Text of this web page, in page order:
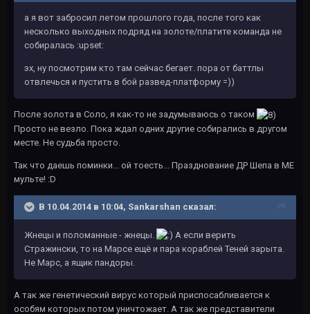
а я вот забросил летом прошлого года, после того как
несколько выходных подряд на золоте/платите команда не
собиралась :upset:
эх, ну посмотрим кто там сейчас бегает. пора от баттлы
отвлечься и пустить в бой развед-платформу =))
После золота в Соло, я как-то не задумываюсь о таком
Просто не везло. Пока ждал одних другие собирались в другом
месте. Не судьба просто.
Так что даешь поминки... ой тоесть... Празднование ДР Шепа в МЕ
мульте! :D
В 10.04.2014 в 10:04, Sankarshan сказал:
Жнецы и поломанные - жнецы.
А если верить
Стражински, то на Марсе ещё и пара кораблей Теней зарыта.
Не Марс, а ящик пандоры.
А так же генетический вирус который приспосабливается к
особям которых потом уничтожает. А так же представители